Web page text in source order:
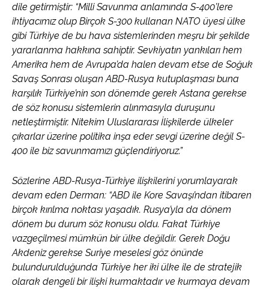
dile getirmiştir: “Milli Savunma anlamında S-400’lere
ihtiyacımız olup Birçok S-300 kullanan NATO üyesi ülke
gibi Türkiye de bu hava sistemlerinden meşru bir şekilde
yararlanma hakkına sahiptir. Sevkiyatın yankıları hem
Amerika hem de Avrupa’da halen devam etse de Soğuk
Savaş Sonrası oluşan ABD-Rusya kutuplaşması buna
karşılık Türkiye’nin son dönemde gerek Astana gerekse
de söz konusu sistemlerin alınmasıyla duruşunu
netleştirmiştir. Nitekim Uluslararası İlişkilerde ülkeler
çıkarlar üzerine politika inşa eder sevgi üzerine değil S-
400 ile biz savunmamızı güçlendiriyoruz.”
Sözlerine ABD-Rusya-Türkiye ilişkilerini yorumlayarak
devam eden Derman: “ABD ile Kore Savaşı’ndan itibaren
birçok kırılma noktası yaşadık. Rusya’yla da dönem
dönem bu durum söz konusu oldu. Fakat Türkiye
vazgeçilmesi mümkün bir ülke değildir. Gerek Doğu
Akdeniz gerekse Suriye meselesi göz önünde
bulundurulduğunda Türkiye her iki ülke ile de stratejik
olarak dengeli bir ilişki kurmaktadır ve kurmaya devam